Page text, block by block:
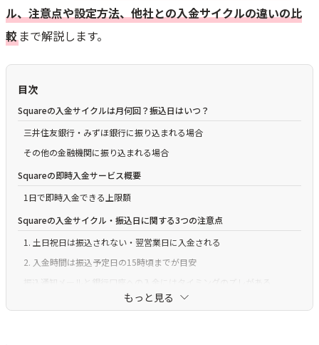
ル、注意点や設定方法、他社との入金サイクルの違いの比
較 まで解説します。
目次
Squareの入金サイクルは月何回？振込日はいつ？
三井住友銀行・みずほ銀行に振り込まれる場合
その他の金融機関に振り込まれる場合
Squareの即時入金サービス概要
1日で即時入金できる上限額
Squareの入金サイクル・振込日に関する3つの注意点
1. 土日祝日は振込されない・翌営業日に入金される
2. 入金時間は振込予定日の15時頃までが目安
振込通知メールと銀行口座への入金にはタイミングのズレがある
Squareの入金銀行口座の登録や変更方法
もっと見る